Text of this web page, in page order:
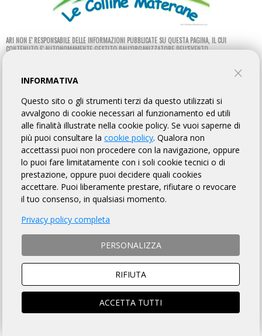
ARI NON E' RESPONSABILE DELLE INFORMAZIONI PUBBLICATE SU QUESTA PAGINA, IL CUI
CONTENUTO E' AUTONOMAMENTE GESTITO DALL'ORGANIZZATORE DELL'EVENTO.
LE COLLINE MATERANE
Bici Club Matera "G.C. Adriano Pedicini"
INFORMAZIONI REGOLAMENTO
PUNTI DI CONTROLLO
MAPPA
LINK UTILI ISCRITTI 46 OMOLOGATI
3500 metri
TEMPO MASSIMO DOVE
INFORMATIVA
Questo sito o gli strumenti terzi da questo utilizzati si
avvalgono di cookie necessari al funzionamento ed utili
alle finalità illustrate nella cookie policy. Se vuoi saperne di
più puoi consultare lacookie policy. Qualora non
accettassi puoi non procedere con la navigazione, oppure
lo puoi fare limitatamente con i soli cookie tecnici o di
prestazione, oppure puoi decidere quali cookies
accettare. Puoi liberamente prestare, rifiutare o revocare
il tuo consenso, in qualsiasi momento.
Privacy policy completa
PERSONALIZZA
RIFIUTA
ACCETTA TUTTI